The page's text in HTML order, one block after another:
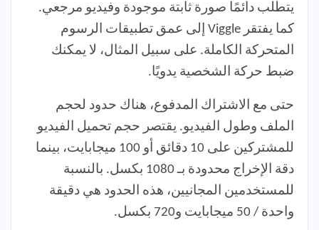
يتطلب دائمًا صورة ثابتة موجودة وفيديو مرجعي.
كما يفتقر Viggle إلى عمق تطبيقات الرسوم
المتحركة الكاملة. على سبيل المثال، لا يمكنك
ضبط حركة الشخصية يدويًا.
حتى مع الاشتراك المدفوع، هناك حدود لحجم
الملف وطول الفيديو. يقتصر حجم تحميل الفيديو
للمشتركين على 10 دقائق أو 100 ميجابايت، بينما
دقة الإخراج محدودة بـ 1080 بكسل. بالنسبة
للمستخدمين المجانيين، هذه الحدود هي دقيقة
واحدة / 50 ميجابايت و720 بكسل.